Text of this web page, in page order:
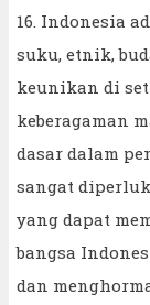
16. Indonesia
suku, etnik,
keunikan di
keberagaman
dasar dalam
sangat
yang dapat
bangsa
dan